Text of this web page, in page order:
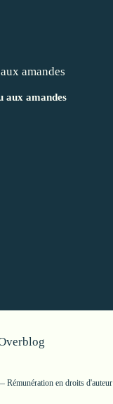
aux amandes
Rémunération en droits d'auteur